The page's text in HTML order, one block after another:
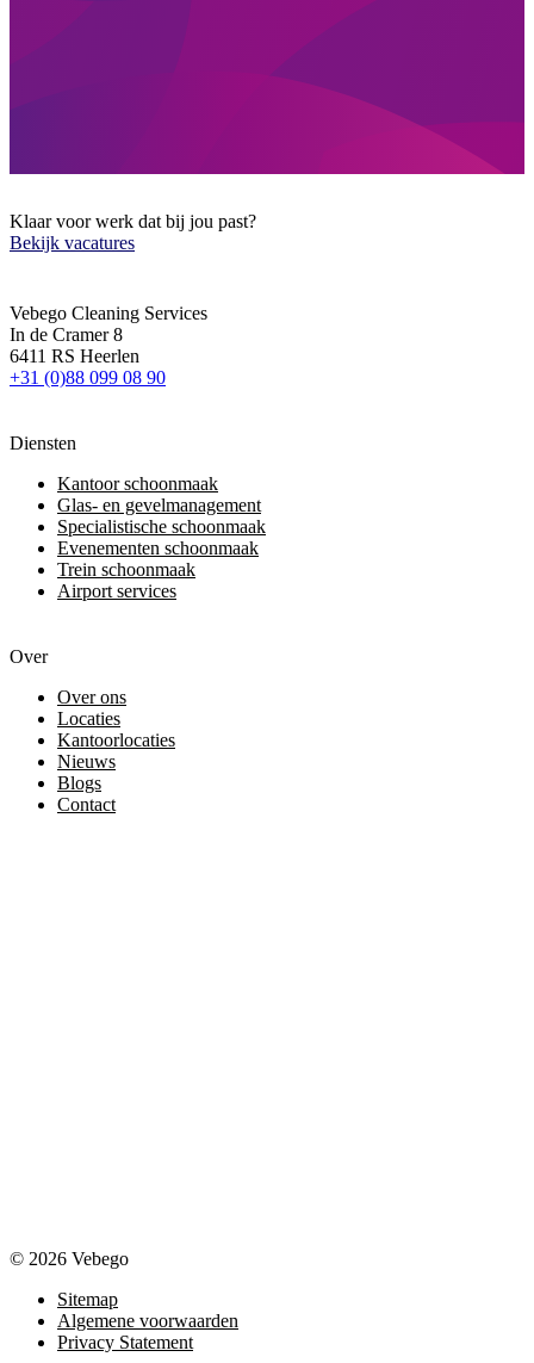
Klaar voor werk dat bij jou past?
Bekijk vacatures
Vebego Cleaning Services
In de Cramer 8
6411 RS Heerlen
+31 (0)88 099 08 90
Diensten
Kantoor schoonmaak
Glas- en gevelmanagement
Specialistische schoonmaak
Evenementen schoonmaak
Trein schoonmaak
Airport services
Over
Over ons
Locaties
Kantoorlocaties
Nieuws
Blogs
Contact
© 2026 Vebego
Sitemap
Algemene voorwaarden
Privacy Statement